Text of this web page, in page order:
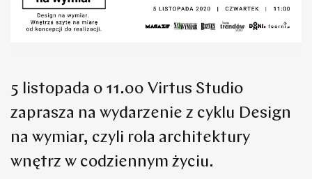
5 listopada o 11.00 Virtus Studio
zaprasza na wydarzenie z cyklu Design
na wymiar, czyli rola architektury
wnętrz w codziennym życiu.